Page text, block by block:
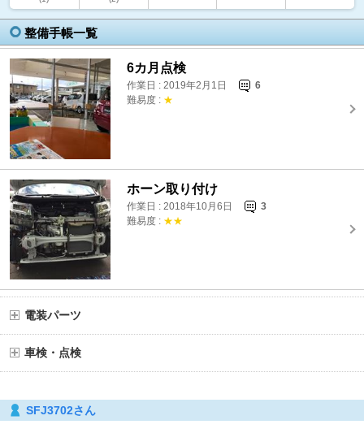
整備手帳一覧
6カ月点検
作業日 : 2019年2月1日
6
難易度 : ★
ホーン取り付け
作業日 : 2018年10月6日
3
難易度 : ★★
電装パーツ
車検・点検
SFJ3702さん